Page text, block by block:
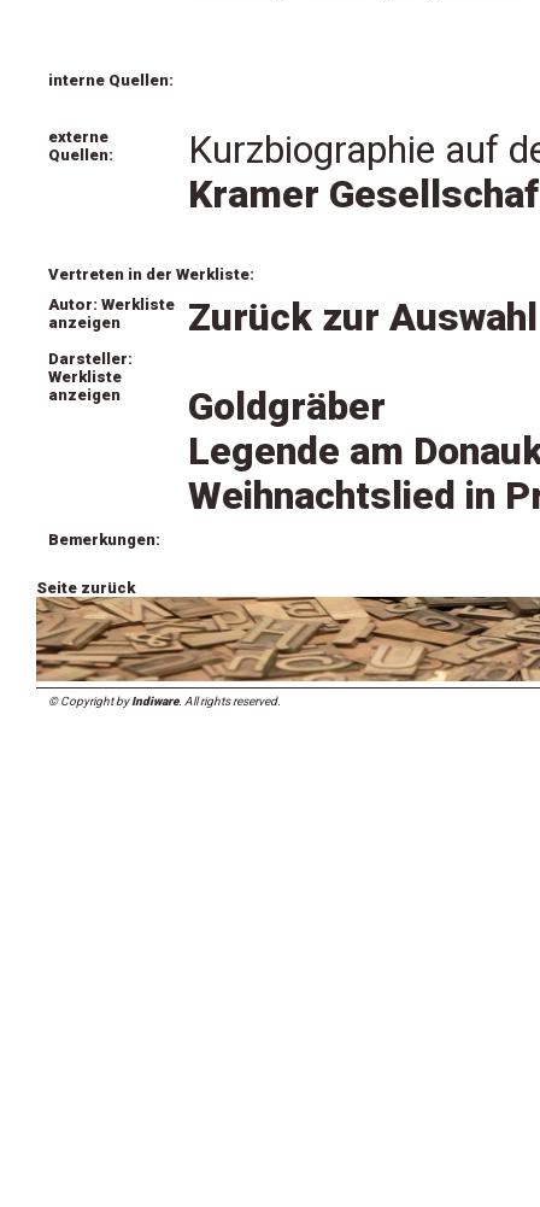
interne Quellen:
externe
Quellen:
Kurzbiographie auf
Kramer
Vertreten in der Werkliste:
Autor: Werkliste
anzeigen
Darsteller:
Werkliste
anzeigen
Zurück zur
Goldgräber
Legende am
Weihnachtslied in
Bemerkungen:
Seite zurück
© Copyright byIndiware. All rights reserved.